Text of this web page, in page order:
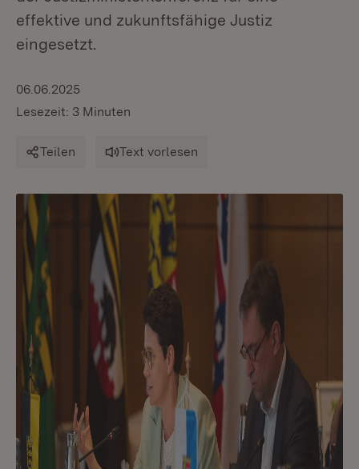
effektive und zukunftsfähige Justiz
eingesetzt.
06.06.2025
Lesezeit: 3 Minuten
Teilen Text vorlesen